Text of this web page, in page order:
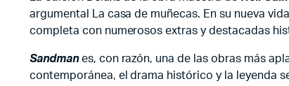
argumental La casa de muñecas. En su nueva
completa con numerosos extras y destacadas
Sandmanes, con razón, una de las obras más
contemporánea, el drama histórico y la leyenda